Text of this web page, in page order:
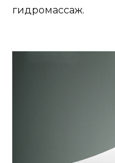
гидромассаж.